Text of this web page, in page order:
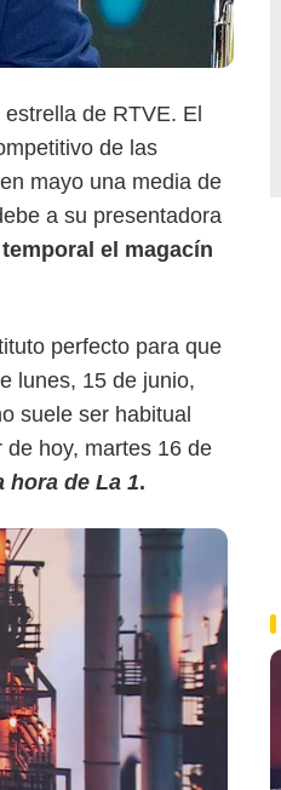
de RTVE. El
de las
mayo una media de
a su presentadora
el magacín
perfecto para que
lunes, 15 de junio,
suele ser habitual
hoy, martes 16 de
hora de La 1.